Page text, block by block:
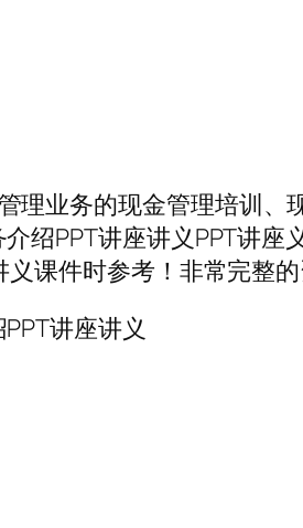
业务的现金管理培训、
PPT讲座讲义PPT讲座
课件时参考！非常完整的
讲座讲义